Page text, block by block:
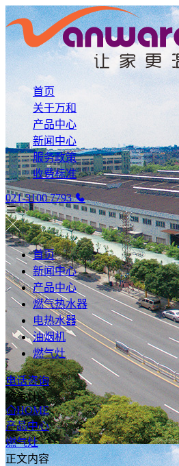
首页
关于万和
产品中心
新闻中心
服务政策
收费标准
021-3100 7793
首页
新闻中心
产品中心
燃气热水器
电热水器
油烟机
燃气灶
电话咨询
燃气灶
HOME
产品中心
燃气灶
正文内容